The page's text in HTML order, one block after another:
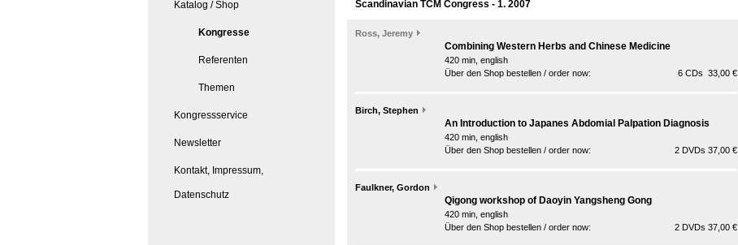
Katalog / Shop
Kongresse
Referenten
Themen
Kongressservice
Newsletter
Kontakt, Impressum,
Datenschutz
Scandinavian TCM Congress - 1. 2007
Ross, Jeremy
Combining Western Herbs and Chinese Medicine
420 min, english
Über den Shop bestellen / order now:
6 CDs 33,00 €
Birch, Stephen
An Introduction to Japanes Abdomial Palpation Diagnosis
420 min, english
Über den Shop bestellen / order now:
2 DVDs 37,00 €
Faulkner, Gordon
Qigong workshop of Daoyin Yangsheng Gong
420 min, english
Über den Shop bestellen / order now:
2 DVDs 37,00 €